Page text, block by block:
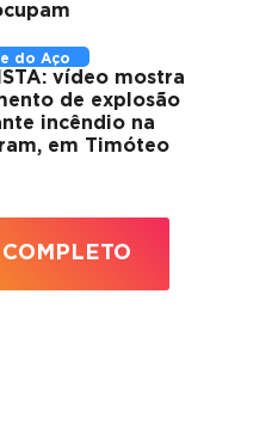
do Aço
vídeo mostra
de explosão
incêndio na
em Timóteo